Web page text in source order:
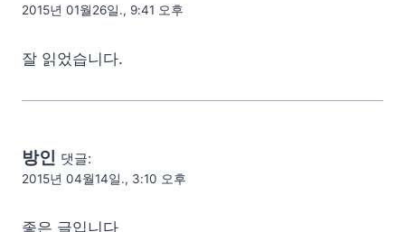
2015년 01월26일., 9:41 오후
잘 읽었습니다.
방인 댓글:
2015년 04월14일., 3:10 오후
좋은 글입니다